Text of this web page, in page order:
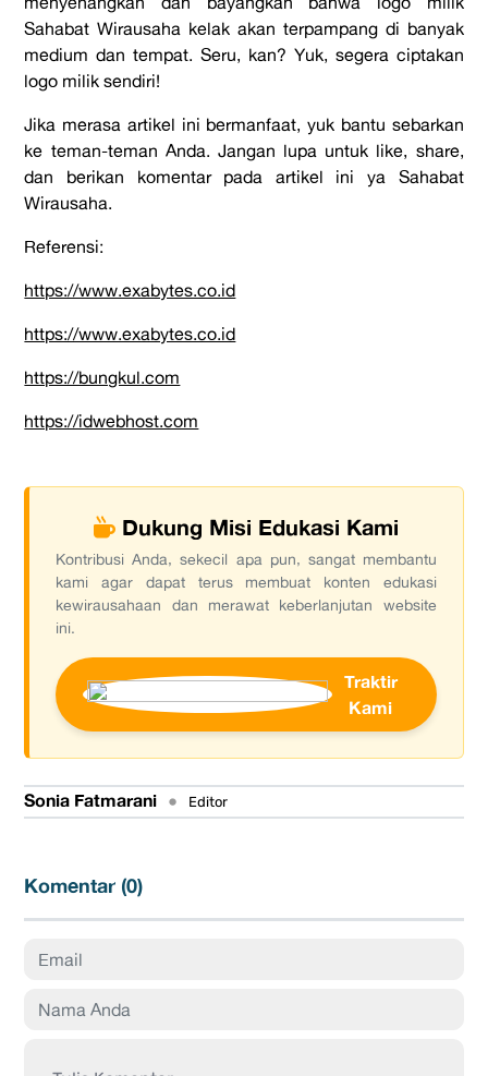
Sahabat Wirausaha kelak akan terpampang di banyak
medium dan tempat. Seru, kan? Yuk, segera ciptakan
logo milik sendiri!
Jika merasa artikel ini bermanfaat, yuk bantu sebarkan
ke teman-teman Anda. Jangan lupa untuk like, share,
dan berikan komentar pada artikel ini ya Sahabat
Wirausaha.
Referensi:
https://www.exabytes.co.id
https://www.exabytes.co.id
https://bungkul.com
https://idwebhost.com
Dukung Misi Edukasi Kami
Kontribusi Anda, sekecil apa pun, sangat membantu
kami agar dapat terus membuat konten edukasi
kewirausahaan dan merawat keberlanjutan website
ini.
Traktir
Kami
Sonia Fatmarani • Editor
Komentar (0)